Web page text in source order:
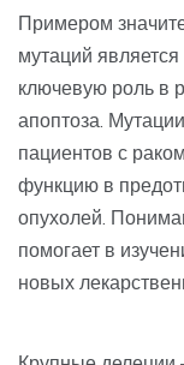
Примером
мутаций
ключевую роль в
апоптоза.
пациентов с
функцию в
опухолей.
помогает в
новых